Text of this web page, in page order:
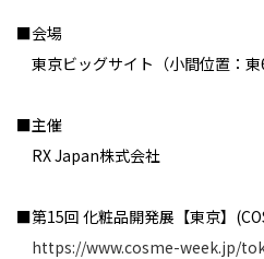
■会場
東京ビッグサイト（小間位置：
■主催
RX Japan株式会社
■第15回 化粧品開発展【東京】
https://www.cosme-week.jp/